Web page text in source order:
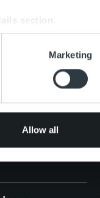
section
our traffic. We also
who may combine it
Marketing
Allow all